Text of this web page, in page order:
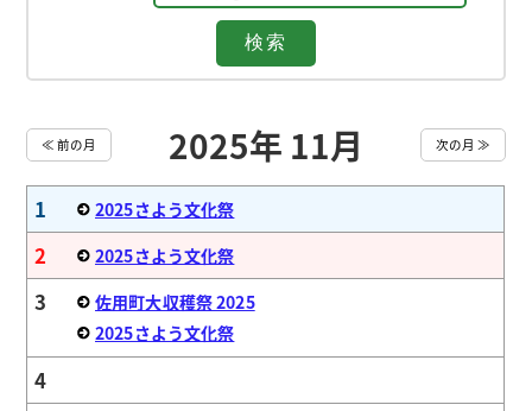
≪ 前の月 2025年 11月 次の月 ≫
1 2025さよう文化祭
2 2025さよう文化祭
3
佐用町大収穫祭 2025
2025さよう文化祭
4